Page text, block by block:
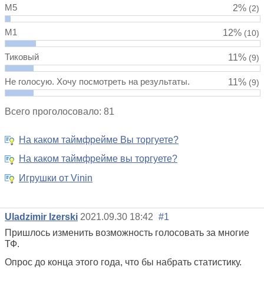
M5 2% (2)
M1 12% (10)
Тиковый 11% (9)
Не голосую. Хочу посмотреть на результаты. 11% (9)
Всего проголосовало: 81
На каком таймфрейме Вы торгуете?
На каком таймфрейме вы торгуете?
Игрушки от Vinin
Uladzimir Izerski 2021.09.30 18:42 #1
Пришлось изменить возможность голосовать за многие
ТФ.
Опрос до конца этого года, что бы набрать статистику.